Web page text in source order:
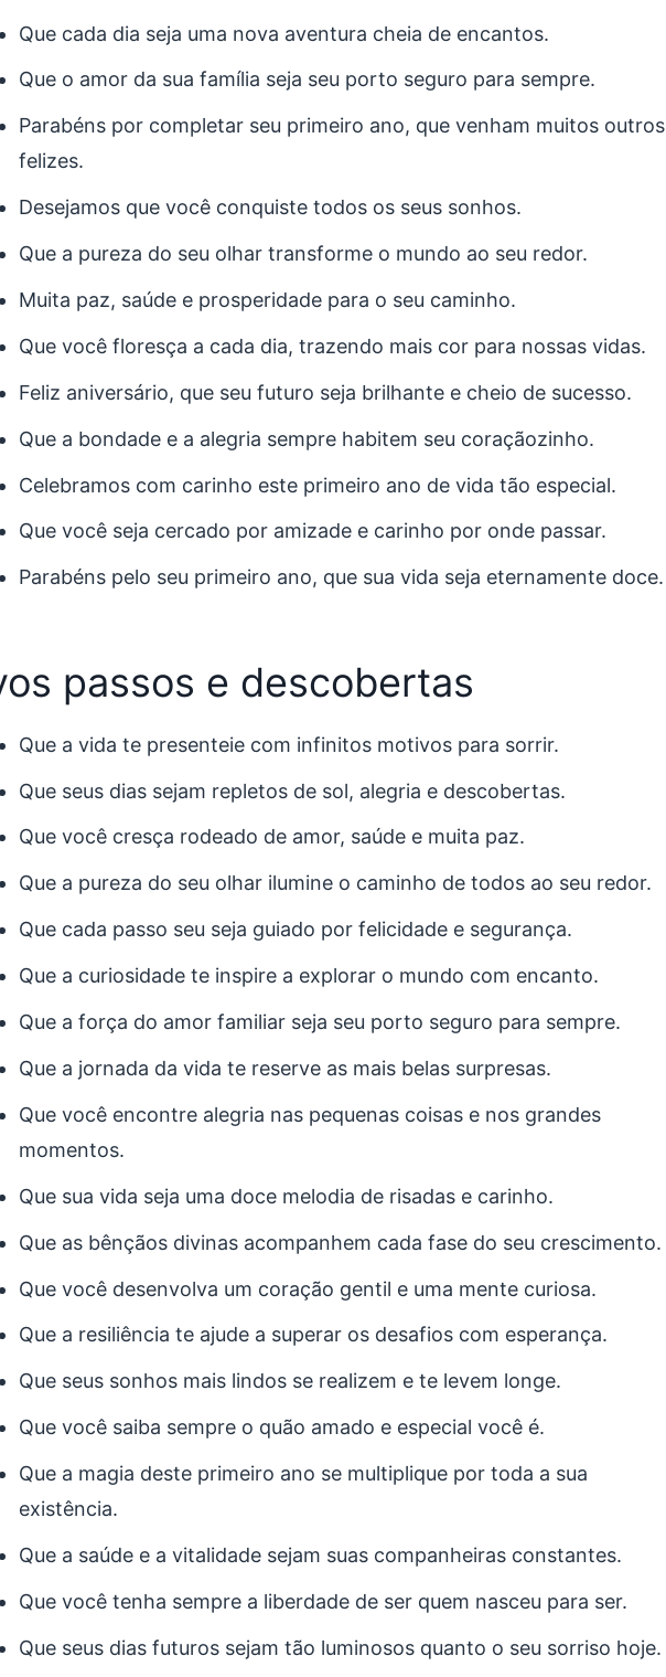
Que cada dia seja uma nova aventura cheia de encantos.
Que o amor da sua família seja seu porto seguro para sempre.
Parabéns por completar seu primeiro ano, que venham muitos outros
felizes.
Desejamos que você conquiste todos os seus sonhos.
Que a pureza do seu olhar transforme o mundo ao seu redor.
Muita paz, saúde e prosperidade para o seu caminho.
Que você floresça a cada dia, trazendo mais cor para nossas vidas.
Feliz aniversário, que seu futuro seja brilhante e cheio de sucesso.
Que a bondade e a alegria sempre habitem seu coraçãozinho.
Celebramos com carinho este primeiro ano de vida tão especial.
Que você seja cercado por amizade e carinho por onde passar.
Parabéns pelo seu primeiro ano, que sua vida seja eternamente doce.
passos e descobertas
Que a vida te presenteie com infinitos motivos para sorrir.
Que seus dias sejam repletos de sol, alegria e descobertas.
Que você cresça rodeado de amor, saúde e muita paz.
Que a pureza do seu olhar ilumine o caminho de todos ao seu redor.
Que cada passo seu seja guiado por felicidade e segurança.
Que a curiosidade te inspire a explorar o mundo com encanto.
Que a força do amor familiar seja seu porto seguro para sempre.
Que a jornada da vida te reserve as mais belas surpresas.
Que você encontre alegria nas pequenas coisas e nos grandes
momentos.
Que sua vida seja uma doce melodia de risadas e carinho.
Que as bênçãos divinas acompanhem cada fase do seu crescimento.
Que você desenvolva um coração gentil e uma mente curiosa.
Que a resiliência te ajude a superar os desafios com esperança.
Que seus sonhos mais lindos se realizem e te levem longe.
Que você saiba sempre o quão amado e especial você é.
Que a magia deste primeiro ano se multiplique por toda a sua
existência.
Que a saúde e a vitalidade sejam suas companheiras constantes.
Que você tenha sempre a liberdade de ser quem nasceu para ser.
Que seus dias futuros sejam tão luminosos quanto o seu sorriso hoje.